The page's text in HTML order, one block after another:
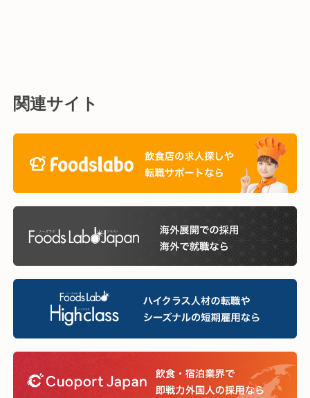
関連サイト